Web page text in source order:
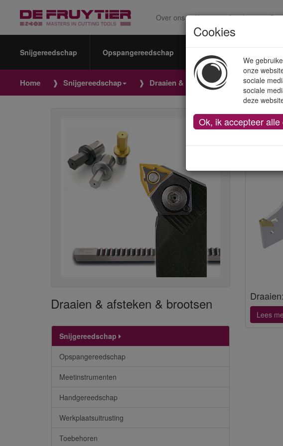
Over ons Nieuws Catalogen
Snijgereedschap Opspangereedschap
Cookies
We
onze
sociale
sociale
deze
Ok, ik accepteer alle
Home Snijgereedschap Draaien & afsteken & brootsen
Draaien & afsteken & brootsen
Snijgereedschap
Opspangereedschap
Meetinstrumenten
Handgereedschap
Werkplaatsuitrusting
Toebehoren
Lees